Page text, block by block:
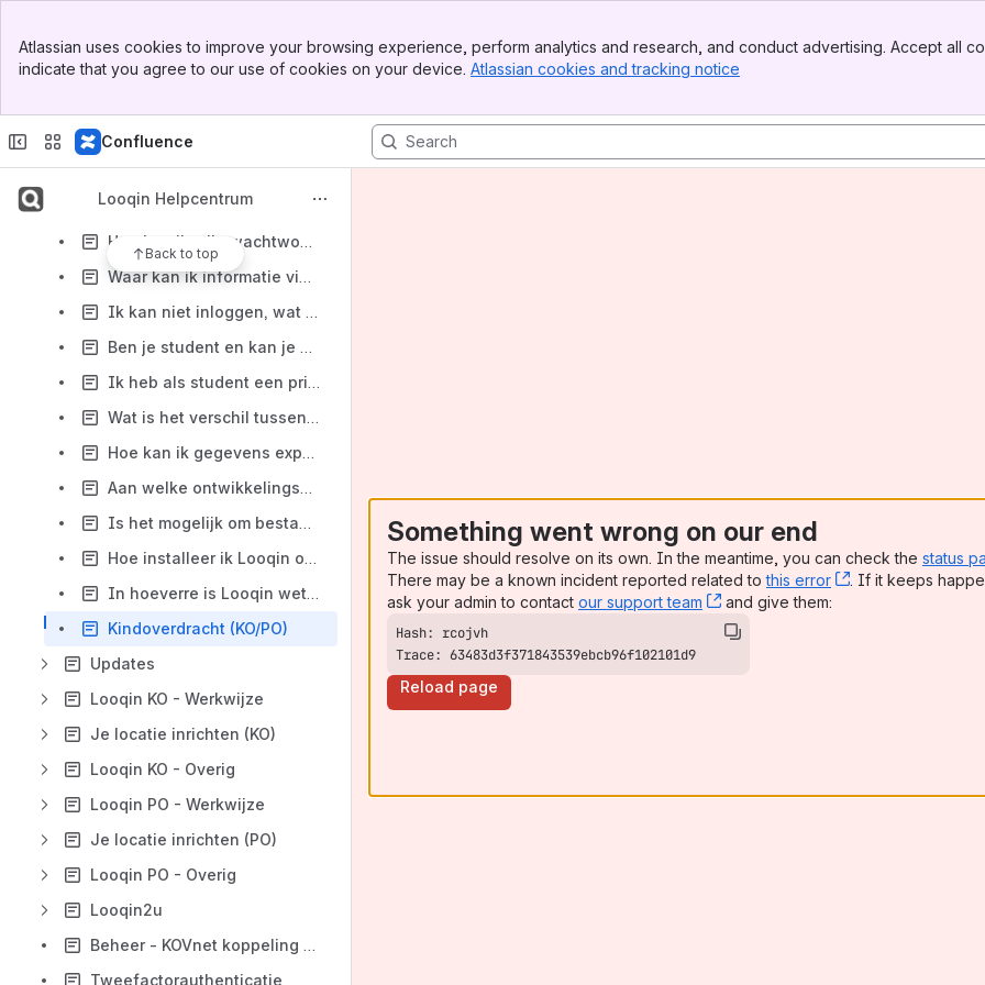
Top Bar
Sidebar
Atlassian uses cookies to improve your browsing experience, perform analytics and research, and conduct advertising. Accept all
indicate that you agree to our use of cookies on your device. Atlassian cookies and tracking notice
Confluence
Looqin Helpcentrum
Back to top
Aanmaken van een account
Hoe kom ik op spoor 1 of spoor 2 terecht?
Ik ontvang geen bevestigingsmail, wat nu?
Hoe kan ik mijn wachtwoord veranderen?
Waar kan ik informatie vinden over Looqin?
Ik kan niet inloggen, wat nu?
Ben je student en kan je niet inloggen?
Ik heb als student een privé-account opgegeven voor Looqin PO, wat nu?
Wat is het verschil tussen Looqin PO en Looqin KO?
Hoe kan ik gegevens exporteren naar word?
Aan welke ontwikkelingsgebieden besteed Looqin aandacht?
Is het mogelijk om bestanden te uploaden/downloaden binnen Looqin?
Hoe installeer ik Looqin op de iPad?
In hoeverre is Looqin wetenschappelijk onderbouwd?
Kindoverdracht (KO/PO)
Updates
Looqin KO - Werkwijze
Je locatie inrichten (KO)
Looqin KO - Overig
Looqin PO - Werkwijze
Je locatie inrichten (PO)
Looqin PO - Overig
Looqin2u
Beheer - KOVnet koppeling (KO)
Tweefactorauthenticatie
Something went wrong on our end
The issue should resolve on its own. In the meantime, you can check the status
There may be a known incident reported related tothis error , (opens new
. If it keeps
ask your admin to contact our support team , (opens new window)
and give them:
Trace: 63483d3f371843539ebcb96f102101d9
Reload page